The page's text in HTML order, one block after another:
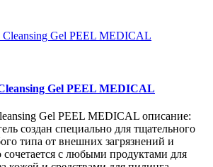
Gel PEEL MEDICAL
Gel PEEL MEDICAL описание:
создан специально для тщательного
типа от внешних загрязнений и
с любыми продуктами для